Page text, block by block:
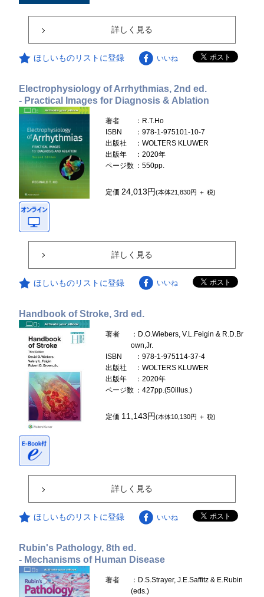
詳しく見る
ほしいものリストに登録 いいね
Electrophysiology of Arrhythmias, 2nd ed.
- Practical Images for Diagnosis & Ablation
著者
：R.T.Ho
ISBN
：978-1-975101-10-7
出版社
：WOLTERS KLUWER
出版年
：2020年
ページ数 ：550pp.
定価24,013円(本体21,830円 ＋ 税)
詳しく見る
ほしいものリストに登録 いいね
Handbook of Stroke, 3rd ed.
著者
：D.O.Wiebers, V.L.Feigin & R.D.Br
own,Jr.
ISBN
：978-1-975114-37-4
出版社
：WOLTERS KLUWER
出版年
：2020年
ページ数 ：427pp.(50illus.)
定価 11,143円(本体10,130円 ＋ 税)
詳しく見る
ほしいものリストに登録 いいね
Rubin's Pathology, 8th ed.
- Mechanisms of Human Disease
著者
：D.S.Strayer, J.E.Saffitz & E.Rubin
(eds.)